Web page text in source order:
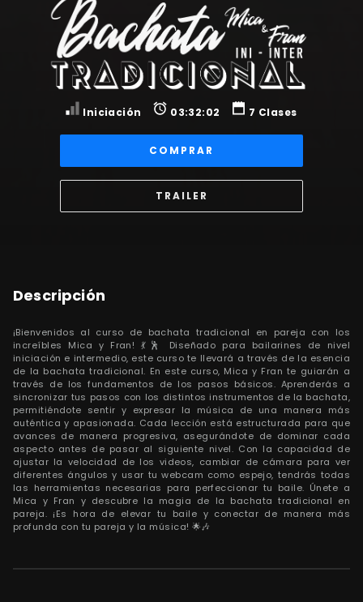
Iniciación 03:32:02 7 Clases
COMPRAR
TRAILER
Descripción
¡Bienvenidos al curso de bachata tradicional en pareja con los
increíbles Mica y Fran! 💃🕺 Diseñado para bailarines de nivel
iniciación e intermedio, este curso te llevará a través de la esencia
de la bachata tradicional. En este curso, Mica y Fran te guiarán a
través de los fundamentos de los pasos básicos. Aprenderás a
sincronizar tus pasos con los distintos instrumentos de la bachata,
permitiéndote sentir y expresar la música de una manera más
auténtica y apasionada. Cada lección está estructurada para que
avances de manera progresiva, asegurándote de dominar cada
aspecto antes de pasar al siguiente nivel. Con la capacidad de
ajustar la velocidad de los videos, cambiar de cámara para ver
diferentes ángulos y usar tu webcam como espejo, tendrás todas
las herramientas necesarias para perfeccionar tu baile. Únete a
Mica y Fran y descubre la magia de la bachata tradicional en
pareja. ¡Es hora de elevar tu baile y conectar de manera más
profunda con tu pareja y la música! 🌟🎶